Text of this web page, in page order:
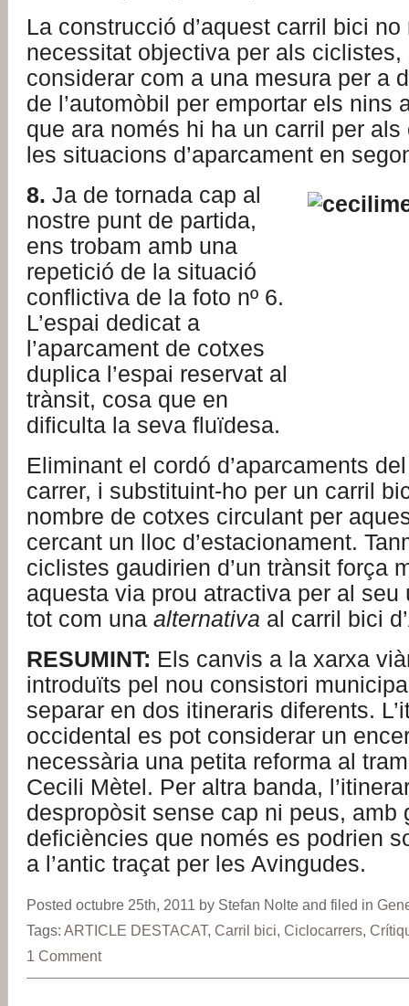
La construcció d’aquest carril bici
necessitat objectiva per als
considerar com a una mesura per a
de l’automòbil per emportar els nins
que ara només hi ha un carril per als
les situacions d’aparcament en
8. Ja de tornada cap al
nostre punt de partida,
ens trobam amb una
repetició de la situació
conflictiva de la foto nº 6.
L’espai dedicat a
l’aparcament de cotxes
duplica l’espai reservat al
trànsit, cosa que en
dificulta la seva fluïdesa.
Eliminant el cordó d’aparcaments
carrer, i substituint-ho per un carril
nombre de cotxes circulant per
cercant un lloc d’estacionament.
ciclistes gaudirien d’un trànsit força
aquesta via prou atractiva per al seu
tot com una alternativa al carril bici
RESUMINT: Els canvis a la xarxa
introduïts pel nou consistori
separar en dos itineraris diferents.
occidental es pot considerar un
necessària una petita reforma al
Cecili Mètel. Per altra banda,
despropòsit sense cap ni peus, amb
deficiències que només es podrien
a l’antic traçat per les Avingudes.
Posted octubre 25th, 2011 by Stefan Nolte and filed in
Tags: ARTICLE DESTACAT, Carril bici Ciclocarrers
1 Comment